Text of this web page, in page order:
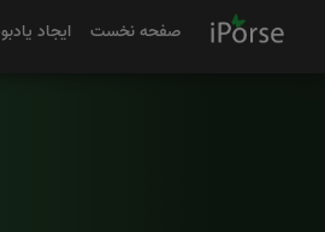
صفحه نخست ایجاد